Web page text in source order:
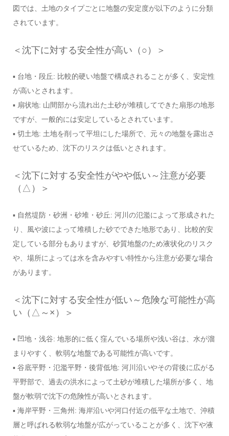
図では、土地のタイプごとに地盤の安定度が以下のように分類
されています。
＜沈下に対する安全性が高い（○）＞
▪ 台地・段丘: 比較的硬い地盤で構成されることが多く、安定性
が高いとされます。
▪ 扇状地: 山間部から流れ出た土砂が堆積してできた扇形の地形
ですが、一般的には安定しているとされています。
▪ 切土地: 土地を削って平坦にした場所で、元々の地盤を露出さ
せているため、沈下のリスクは低いとされます。
＜沈下に対する安全性がやや低い～注意が必要
（△）＞
▪ 自然堤防・砂洲・砂堆・砂丘: 河川の氾濫によって形成された
り、風や波によって堆積した砂でできた地形であり、比較的安
定している部分もありますが、砂質地盤のため液状化のリスク
や、場所によっては水を含みやすい特性から注意が必要な場合
があります。
＜沈下に対する安全性が低い～危険な可能性が高
い（△～×）＞
▪ 凹地・浅谷: 地形的に低く窪んでいる場所や浅い谷は、水が溜
まりやすく、軟弱な地盤である可能性が高いです。
▪ 谷底平野・氾濫平野・後背低地: 河川沿いやその背後に広がる
平野部で、過去の洪水によって土砂が堆積した場所が多く、地
盤が軟弱で沈下の危険性が高いとされます。
▪ 海岸平野・三角州: 海岸沿いや河口付近の低平な土地で、沖積
層と呼ばれる軟弱な地盤が広がっていることが多く、沈下や液